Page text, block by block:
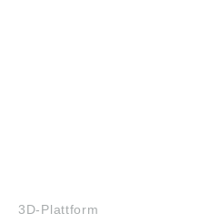
3D-Plattform